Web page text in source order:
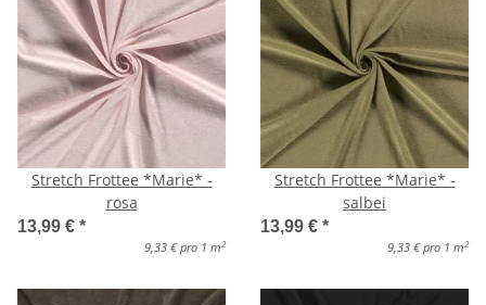
Stretch Frottee *Marie* -
rosa
13,99 € *
9,33 € pro 1 m 2
Stretch Frottee *Marie* -
salbei
13,99 € *
9,33 € pro 1 m 2